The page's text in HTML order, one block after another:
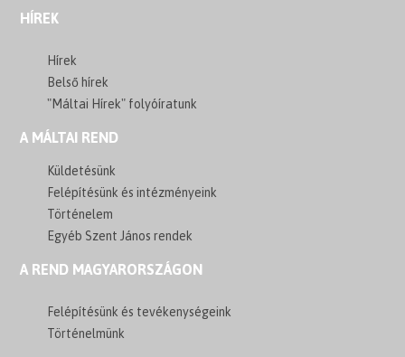
HÍREK
Hírek
Belső hírek
"Máltai Hírek" folyóíratunk
A MÁLTAI REND
Küldetésünk
Felépítésünk és intézményeink
Történelem
Egyéb Szent János rendek
A REND MAGYARORSZÁGON
Felépítésünk és tevékenységeink
Történelmünk